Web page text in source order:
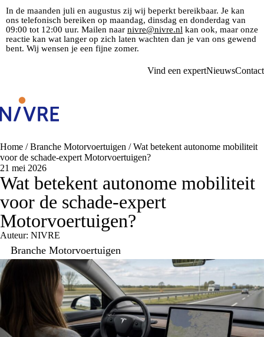
In de maanden juli en augustus zij wij beperkt bereikbaar. Je kan
ons telefonisch bereiken op maandag, dinsdag en donderdag van
09:00 tot 12:00 uur. Mailen naar nivre@nivre.nl kan ook, maar onze
reactie kan wat langer op zich laten wachten dan je van ons gewend
bent. Wij wensen je een fijne zomer.
Vind een expertNieuwsContact
Home /Branche Motorvoertuigen /Wat betekent autonome mobiliteit
voor de schade-expert Motorvoertuigen?
21 mei 2026
Wat betekent autonome mobiliteit
voor de schade-expert
Motorvoertuigen?
Auteur: NIVRE
Branche Motorvoertuigen